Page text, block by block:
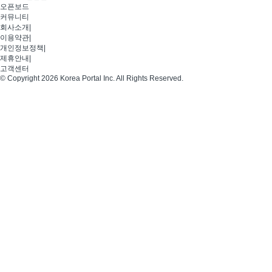
오픈보드
커뮤니티
회사소개
이용약관
개인정보정책
제휴안내
고객센터
© Copyright 2026 Korea Portal Inc. All Rights Reserved.